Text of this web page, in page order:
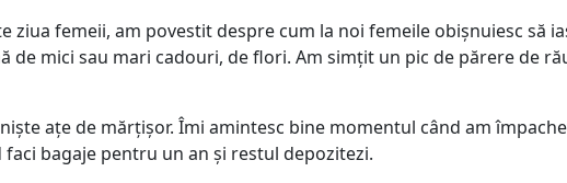
ziua femeii, am povestit despre cum la noi femeile obișnuiesc să
mici sau mari cadouri, de flori. Am simțit un pic de părere de
ațe de mărțișor. Îmi amintesc bine momentul când am
bagaje pentru un an și restul depozitezi.